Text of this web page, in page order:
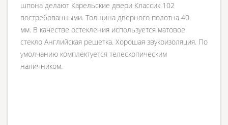
шпона делают Карельские двери Классик 102
востребованными. Толщина дверного полотна 40
мм. В качестве остекления используется матовое
стекло Английская решетка. Хорошая звукоизоляция. По
умолчанию комплектуется телескопическим
наличником.